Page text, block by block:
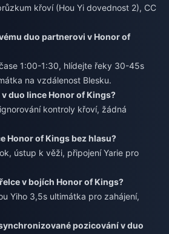
křoví (Hou Yi dovednost 2), CC
duo partnerovi v Honor of
1:00-1:30, hlídejte řeky 30-45s
na vzdálenost Blesku.
duo lince Honor of Kings?
kontroly křoví, žádná
Honor of Kings bez hlasu?
ústup k věži, připojení Yarie pro
v bojích Honor of Kings?
Yiho 3,5s ultimátka pro zahájení,
pozicování v duo